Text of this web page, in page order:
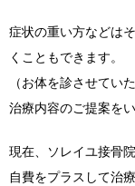
症状の重い方などは
くこともできます。
（お体を診させてい
治療内容のご提案を
現在、ソレイユ接骨
自費をプラスして治